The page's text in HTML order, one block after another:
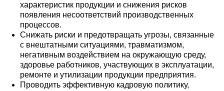
характеристик продукции и снижения рисков
появления несоответствий производственных
процессов.
Снижать риски и предотвращать угрозы, связанные
с внештатными ситуациями, травматизмом,
негативным воздействием на окружающую среду,
здоровье работников, участвующих в эксплуатации,
ремонте и утилизации продукции предприятия.
Проводить эффективную кадровую политику,